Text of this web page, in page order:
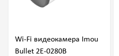
Wi-Fi видеокамера Imou
Bullet 2E-0280B